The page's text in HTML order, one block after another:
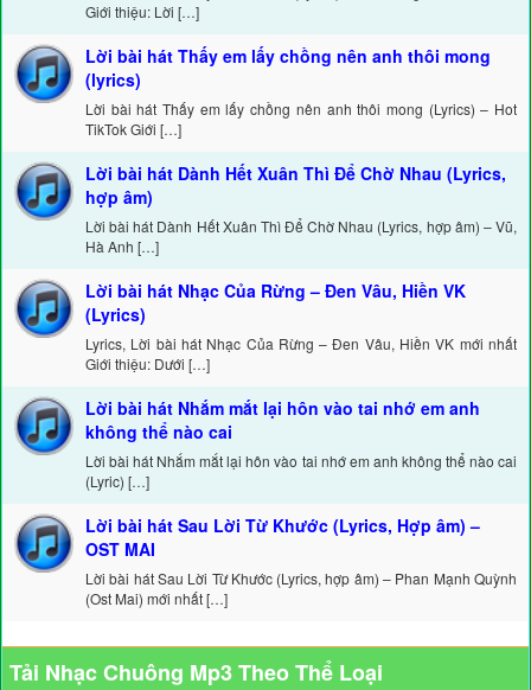
Giới thiệu: Lời […]
Lời bài hát Thấy em lấy chồng nên anh thôi mong
(lyrics)
Lời bài hát Thấy em lấy chồng nên anh thôi mong (Lyrics) – Hot
TikTok Giới […]
Lời bài hát Dành Hết Xuân Thì Để Chờ Nhau (Lyrics,
hợp âm)
Lời bài hát Dành Hết Xuân Thì Để Chờ Nhau (Lyrics, hợp âm) – Vũ,
Hà Anh […]
Lời bài hát Nhạc Của Rừng – Đen Vâu, Hiền VK
(Lyrics)
Lyrics, Lời bài hát Nhạc Của Rừng – Đen Vâu, Hiền VK mới nhất
Giới thiệu: Dưới […]
Lời bài hát Nhắm mắt lại hôn vào tai nhớ em anh
không thể nào cai
Lời bài hát Nhắm mắt lại hôn vào tai nhớ em anh không thể nào cai
(Lyric) […]
Lời bài hát Sau Lời Từ Khước (Lyrics, Hợp âm) –
OST MAI
Lời bài hát Sau Lời Từ Khước (Lyrics, hợp âm) – Phan Mạnh Quỳnh
(Ost Mai) mới nhất […]
Tải Nhạc Chuông Mp3 Theo Thể Loại